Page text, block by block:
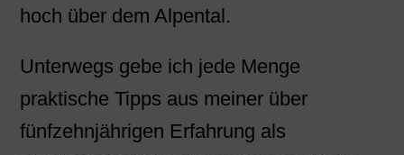
hoch über dem Alpental.
Unterwegs gebe ich jede Menge
praktische Tipps aus meiner über
fünfzehnjährigen Erfahrung als